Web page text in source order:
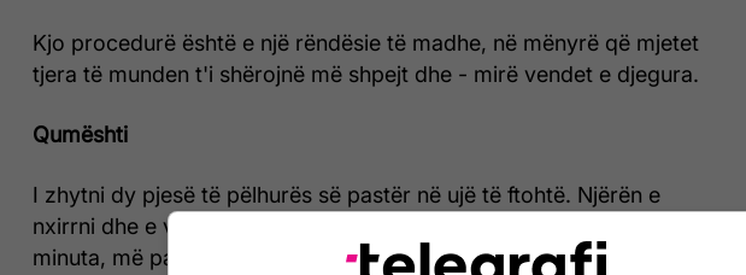
Kjo procedurë është e një rëndësie të madhe, në mënyrë që mjetet
tjera të munden t'i shërojnë më shpejt dhe - mirë vendet e djegura.
Qumështi
I zhytni dy pjesë të pëlhurës së pastër në ujë të ftohtë. Njërën e
nxirrni dhe e vendosni në vendin e djegur, e lini që të ndikojë 15
minuta, më pas atë pjesë e hiqni dhe sërish e vendosni në qumësht,